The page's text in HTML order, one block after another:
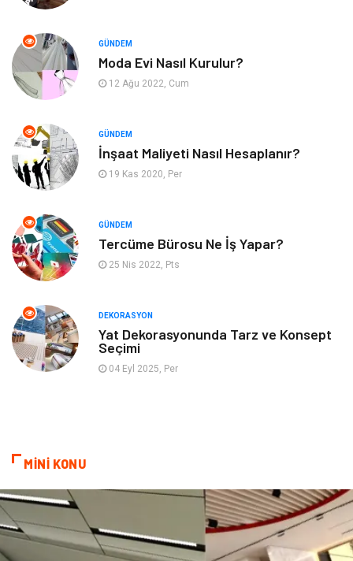
Maden ve Metal
Güzellik & Bakım Tatil
Aksesuar Eğitim Kurumları
Hizmet
Mobilya
İnternet
Nakliyat
Hediyelik Eşya
Basın Yayın
Telekomünikasyon Markalar
İthalat İhracat
GÜNDEM
Moda Evi Nasıl Kurulur?
12 Ağu 2022, Cum
GÜNDEM
İnşaat Maliyeti Nasıl Hesaplanır?
19 Kas 2020, Per
GÜNDEM
Tercüme Bürosu Ne İş Yapar?
25 Nis 2022, Pts
DEKORASYON
Yat Dekorasyonunda Tarz ve Konsept
Seçimi
04 Eyl 2025, Per
MİNİ KONU